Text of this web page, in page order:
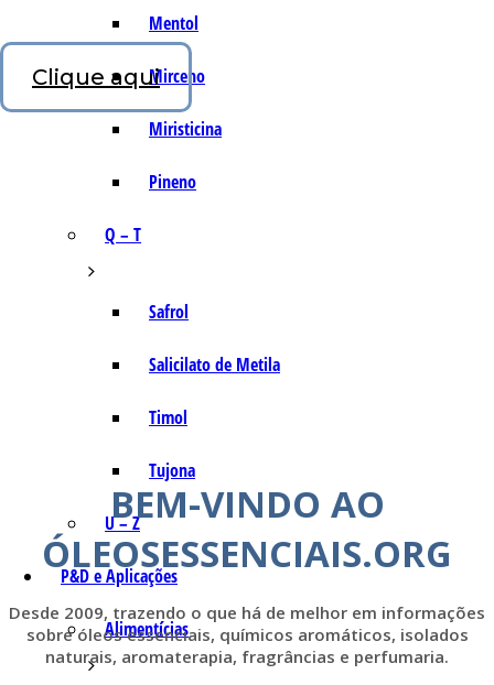
Mentol
Mirceno
Miristicina
Pineno
Q – T
Safrol
Salicilato de Metila
Timol
Tujona
U – Z
P&D e Aplicações
Alimentícias
Clique aqui
BEM-VINDO AO
ÓLEOSESSENCIAIS.ORG
Desde 2009, trazendo o que há de melhor em informações
sobre óleos essenciais, químicos aromáticos, isolados
naturais, aromaterapia, fragrâncias e perfumaria.